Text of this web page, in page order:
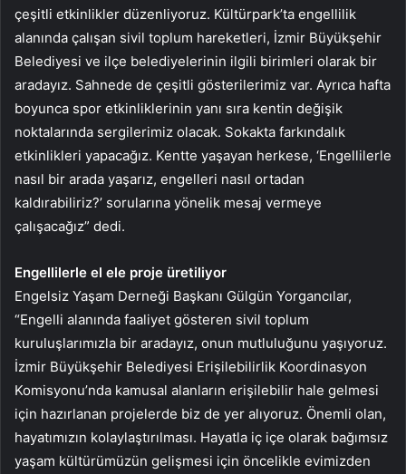
çeşitli etkinlikler düzenliyoruz. Kültürpark’ta engellilik
alanında çalışan sivil toplum hareketleri, İzmir Büyükşehir
Belediyesi ve ilçe belediyelerinin ilgili birimleri olarak bir
aradayız. Sahnede de çeşitli gösterilerimiz var. Ayrıca hafta
boyunca spor etkinliklerinin yanı sıra kentin değişik
noktalarında sergilerimiz olacak. Sokakta farkındalık
etkinlikleri yapacağız. Kentte yaşayan herkese, ‘Engellilerle
nasıl bir arada yaşarız, engelleri nasıl ortadan
kaldırabiliriz?’ sorularına yönelik mesaj vermeye
çalışacağız” dedi.
Engellilerle el ele proje üretiliyor
Engelsiz Yaşam Derneği Başkanı Gülgün Yorgancılar,
“Engelli alanında faaliyet gösteren sivil toplum
kuruluşlarımızla bir aradayız, onun mutluluğunu yaşıyoruz.
İzmir Büyükşehir Belediyesi Erişilebilirlik Koordinasyon
Komisyonu’nda kamusal alanların erişilebilir hale gelmesi
için hazırlanan projelerde biz de yer alıyoruz. Önemli olan,
hayatımızın kolaylaştırılması. Hayatla iç içe olarak bağımsız
yaşam kültürümüzün gelişmesi için öncelikle evimizden